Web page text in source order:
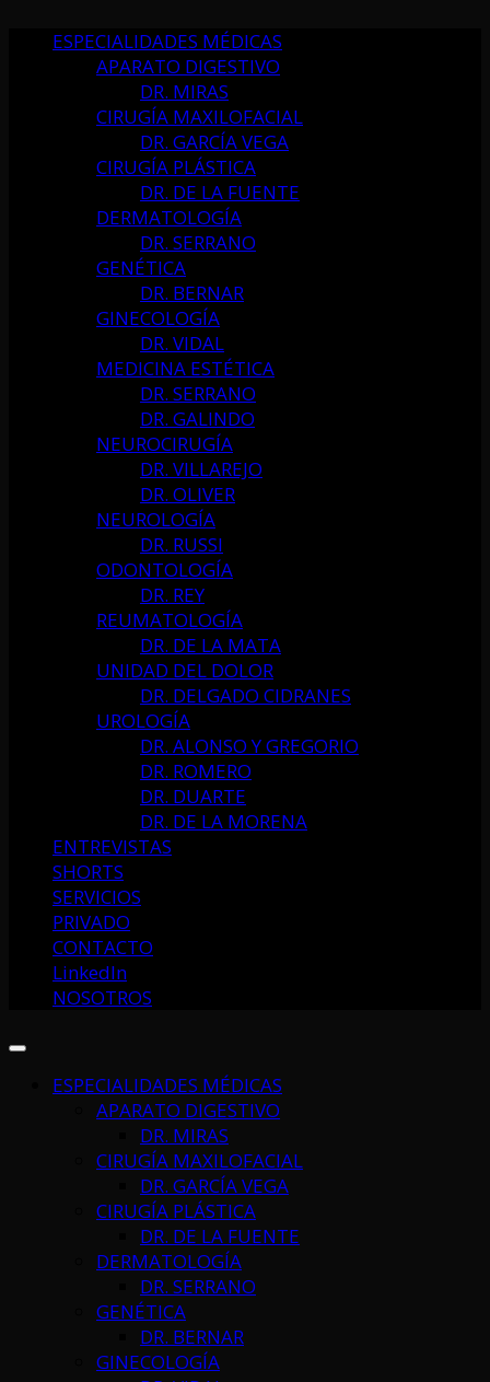
ESPECIALIDADES MÉDICAS
APARATO DIGESTIVO
DR. MIRAS
CIRUGÍA MAXILOFACIAL
DR. GARCÍA VEGA
CIRUGÍA PLÁSTICA
DR. DE LA FUENTE
DERMATOLOGÍA
DR. SERRANO
GENÉTICA
DR. BERNAR
GINECOLOGÍA
DR. VIDAL
MEDICINA ESTÉTICA
DR. SERRANO
DR. GALINDO
NEUROCIRUGÍA
DR. VILLAREJO
DR. OLIVER
NEUROLOGÍA
DR. RUSSI
ODONTOLOGÍA
DR. REY
REUMATOLOGÍA
DR. DE LA MATA
UNIDAD DEL DOLOR
DR. DELGADO CIDRANES
UROLOGÍA
DR. ALONSO Y GREGORIO
DR. ROMERO
DR. DUARTE
DR. DE LA MORENA
ENTREVISTAS
SHORTS
SERVICIOS
PRIVADO
CONTACTO
LinkedIn
NOSOTROS
ESPECIALIDADES MÉDICAS
APARATO DIGESTIVO
DR. MIRAS
CIRUGÍA MAXILOFACIAL
DR. GARCÍA VEGA
CIRUGÍA PLÁSTICA
DR. DE LA FUENTE
DERMATOLOGÍA
DR. SERRANO
GENÉTICA
DR. BERNAR
GINECOLOGÍA